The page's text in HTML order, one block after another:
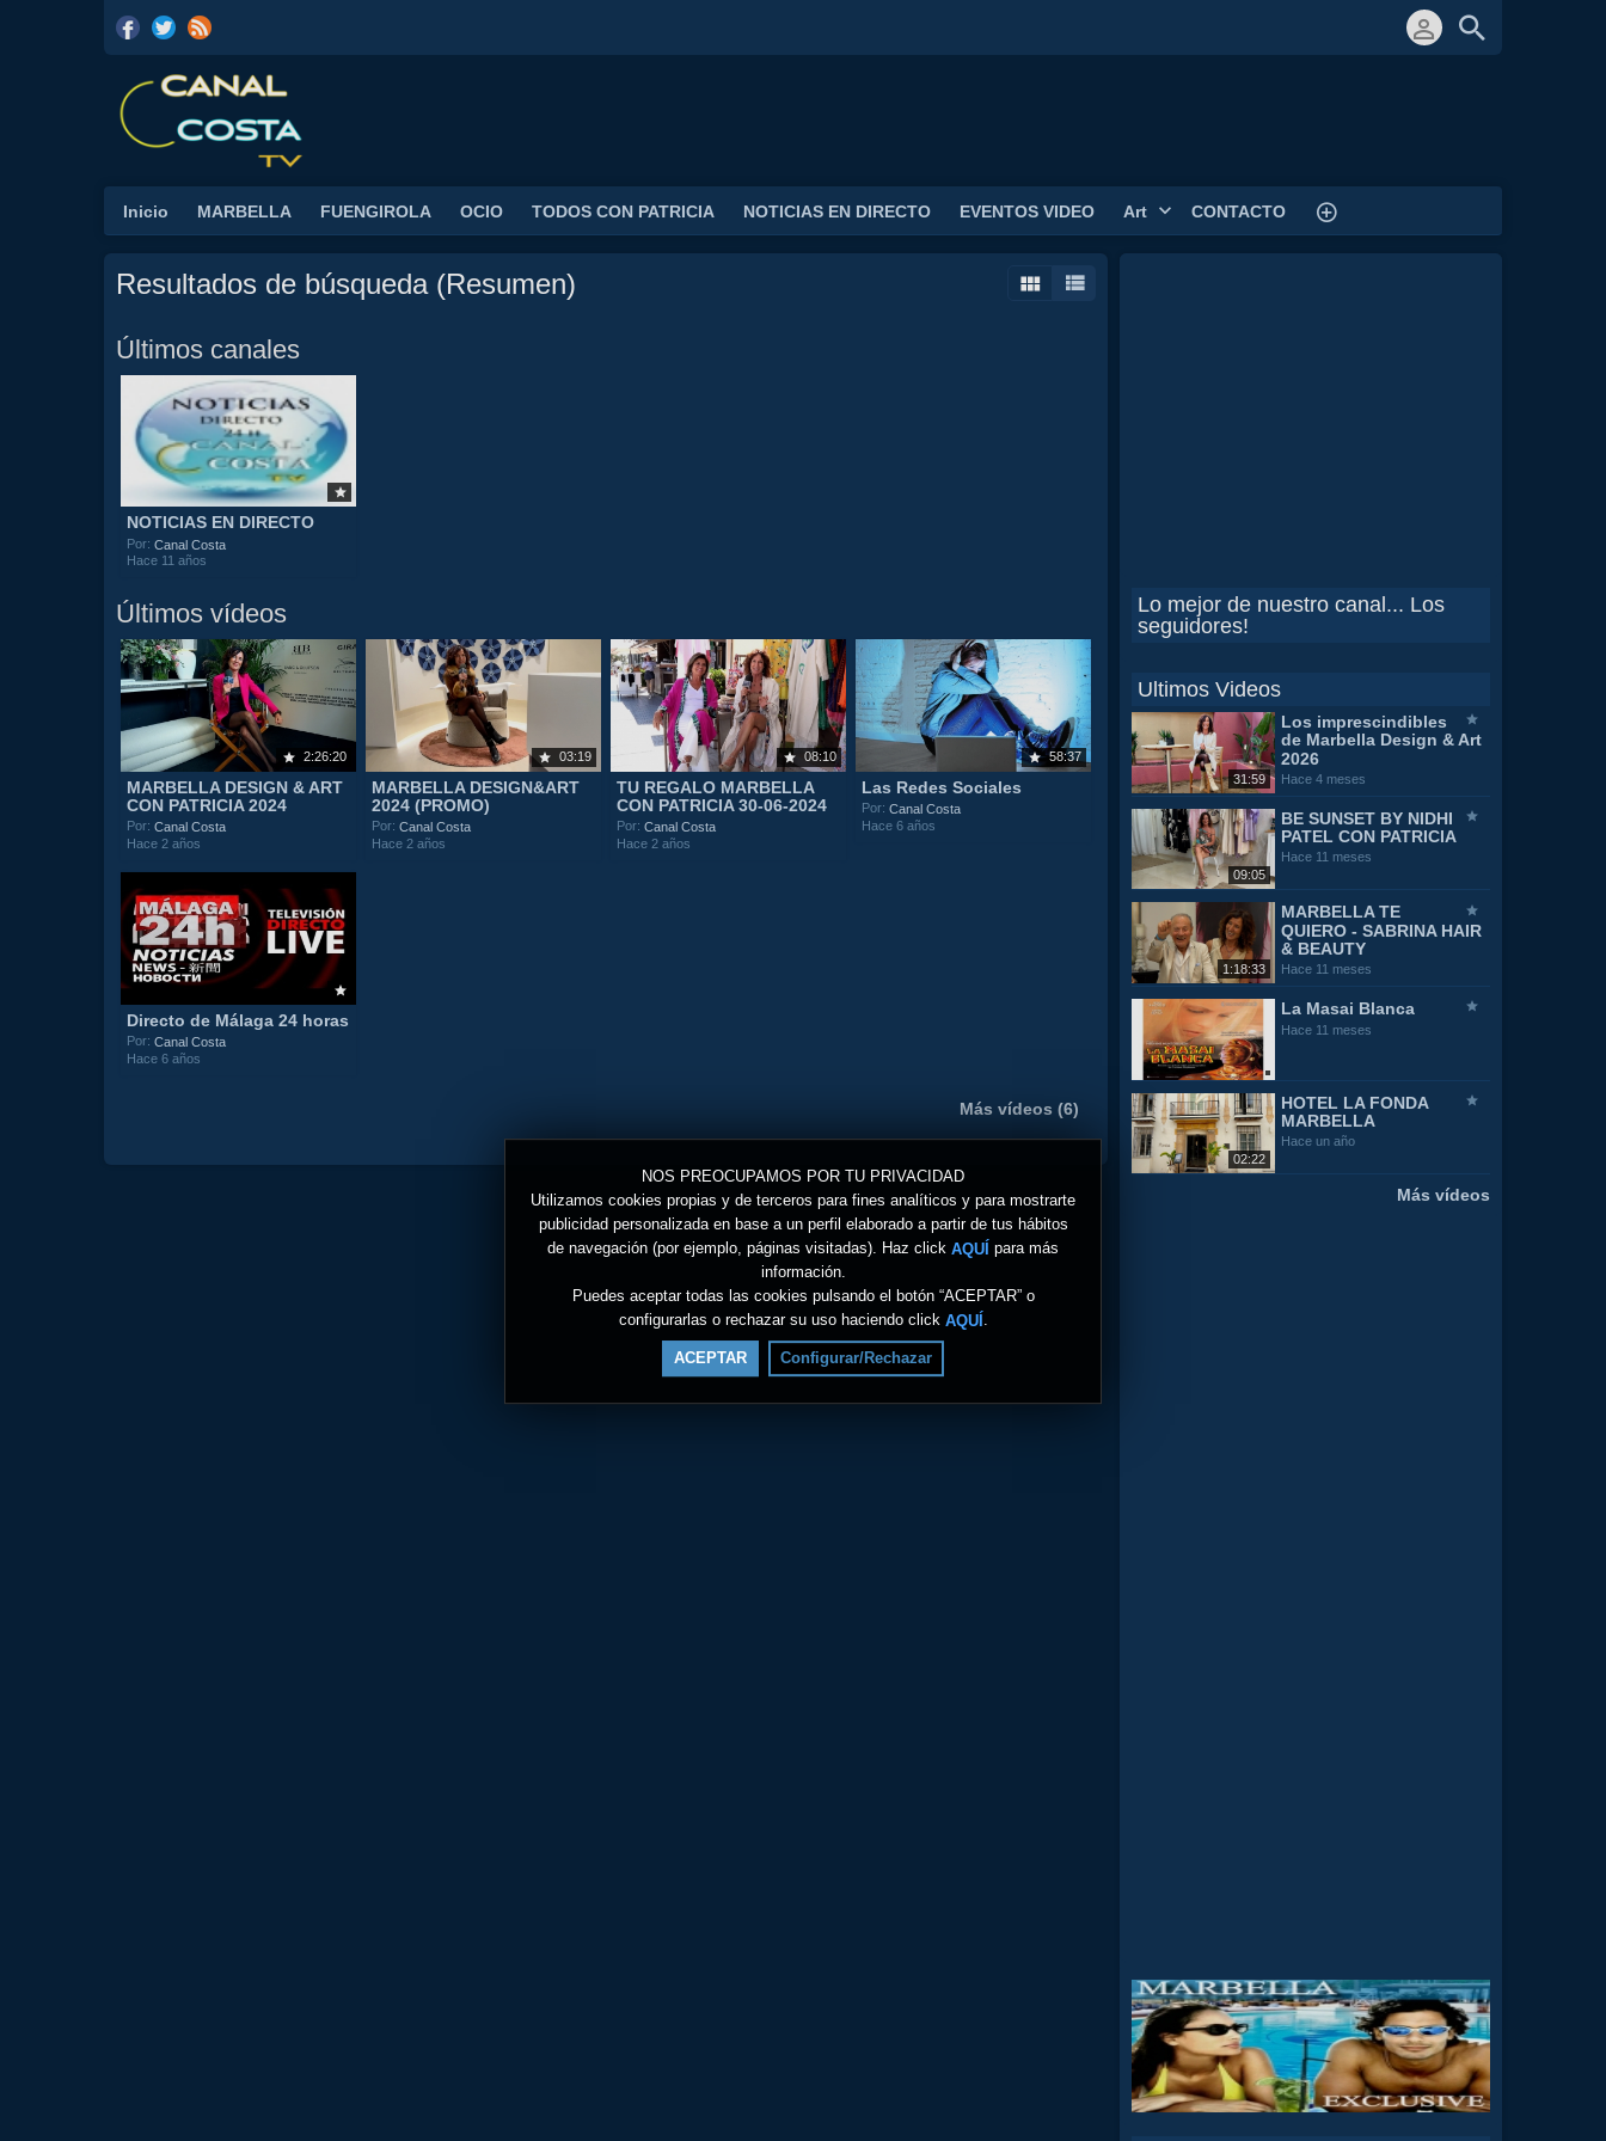
NOS PREOCUPAMOS POR TU PRIVACIDAD
Utilizamos cookies propias y de terceros para fines analíticos y para mostrarte
publicidad personalizada en base a un perfil elaborado a partir de tus hábitos
de navegación (por ejemplo, páginas visitadas). Haz click AQUÍ para más
información.
Puedes aceptar todas las cookies pulsando el botón “ACEPTAR” o
configurarlas o rechazar su uso haciendo click AQUÍ .
ACEPTAR Configurar/Rechazar
Inicio MARBELLA FUENGIROLA OCIO TODOS CON PATRICIA NOTICIAS EN DIRECTO EVENTOS VIDEO Art CONTACTO
Resultados de búsqueda (Resumen)
Últimos canales
NOTICIAS EN DIRECTO
Por:Canal Costa
Hace 11 años
Últimos vídeos
2:26:20
MARBELLA DESIGN & ART
CON PATRICIA 2024
Por:Canal Costa
Hace 2 años
03:19
MARBELLA DESIGN&ART
2024 (PROMO)
Por:Canal Costa
Hace 2 años
08:10
TU REGALO MARBELLA
CON PATRICIA 30-06-2024
Por:Canal Costa
Hace 2 años
58:37
Las Redes Sociales
Por:Canal Costa
Hace 6 años
Directo de Málaga 24 horas
Por:Canal Costa
Hace 6 años
Más vídeos (6)
Lo mejor de nuestro canal... Los
seguidores!
Ultimos Videos
31:59
Los imprescindibles
de Marbella Design & Art
2026
Hace 4 meses
09:05
BE SUNSET BY NIDHI
PATEL CON PATRICIA
Hace 11 meses
1:18:33
MARBELLA TE
QUIERO - SABRINA HAIR
& BEAUTY
Hace 11 meses
La Masai Blanca
Hace 11 meses
02:22
HOTEL LA FONDA
MARBELLA
Hace un año
Más vídeos